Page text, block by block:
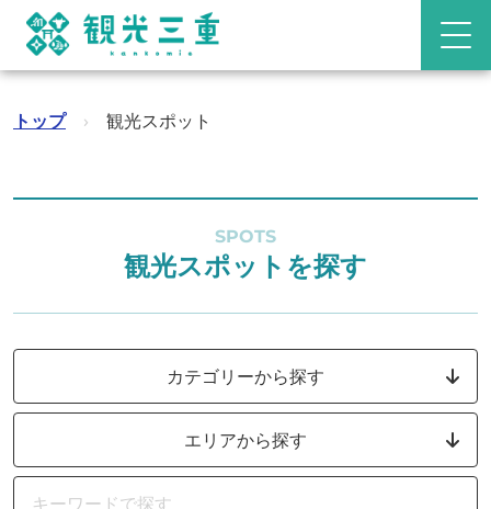
トップ › 観光スポット
SPOTS
観光スポットを探す
カテゴリーから探す
エリアから探す